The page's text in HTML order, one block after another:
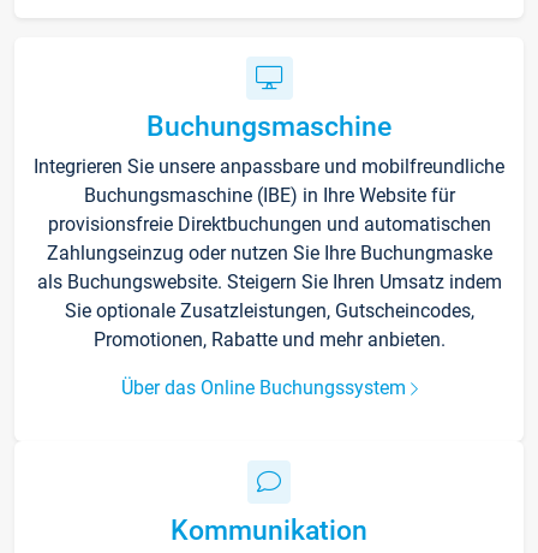
Buchungsmaschine
Integrieren Sie unsere anpassbare und mobilfreundliche
Buchungsmaschine (IBE) in Ihre Website für
provisionsfreie Direktbuchungen und automatischen
Zahlungseinzug oder nutzen Sie Ihre Buchungmaske
als Buchungswebsite. Steigern Sie Ihren Umsatz indem
Sie optionale Zusatzleistungen, Gutscheincodes,
Promotionen, Rabatte und mehr anbieten.
Über das Online Buchungssystem
Kommunikation